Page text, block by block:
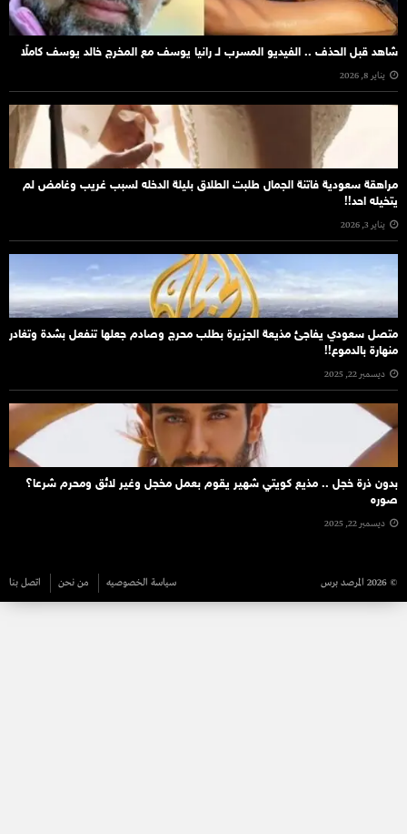
شاهد قبل الحذف .. الفيديو المسرب لـ رانيا يوسف مع المخرج خالد يوسف كاملًا
يناير 8, 2026
مراهقة سعودية فاتنة الجمال طلبت الطلاق بليلة الدخله لسبب غريب وغامض لم
يتخيله احد!!
يناير 3, 2026
متصل سعودي يفاجئ مذيعة الجزيرة بطلب محرج وصادم جعلها تنفعل بشدة وتغادر
منهارة بالدموع!!
ديسمبر 22, 2025
بدون ذرة خجل .. مذيع كويتي شهير يقوم بعمل مخجل وغير لائق ومحرم شرعا؟
صوره
ديسمبر 22, 2025
© 2026 المرصد برس سياسة الخصوصيه من نحن اتصل بنا